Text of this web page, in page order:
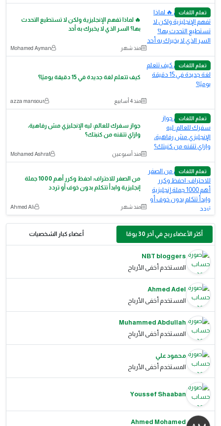
تعلم اللغات
🔥 لماذا تفهم الإنجليزية ولكن لا تستطيع التحدث
بها؟ السر الذي لا يخبرك به أحد
منذ شهر Mohamed Ayman
تعلم اللغات
كيف تتعلم لغة جديدة في 15 دقيقة يوميًا؟
منذ 4 أسابيع azza mansour
تعلم اللغات
​جواز سفرك للعالم: ليه الإنجليزي مش رفاهية،
وازاي تتقنه من كنبتك؟
منذ أسبوعين Mohamed Ashraf
تعلم اللغات
من الصفر للاحتراف: احفظ وكرر أهم 1000 جملة
إنجليزية وابدأ تتكلم بدون خوف أو تردد
منذ شهر Ahmed Ali
أكثر الأعضاء ربح في آخر 30 يومًا أعضاء كبار الشخصيات
NBT bloggers
المستخدم أخفى الأرباح
Ahmed Adel
المستخدم أخفى الأرباح
Muhammed Abdullah
المستخدم أخفى الأرباح
محمود علي
المستخدم أخفى الأرباح
Youssef Shaaban
Ahmed Mohamed